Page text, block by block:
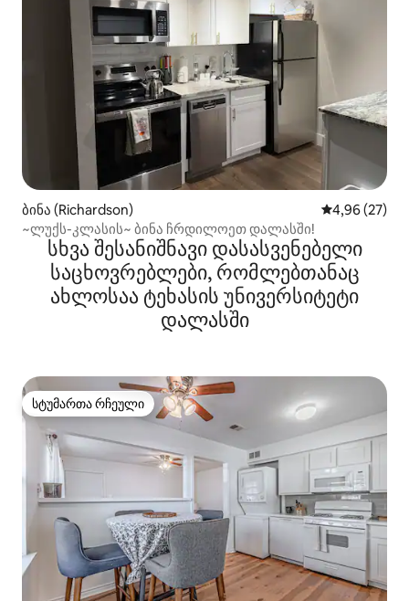
ბინა (Richardson) საშუალო
4,96 (27)
~ლუქს-კლასის~ ბინა ჩრდილოეთ დალასში!
სხვა შესანიშნავი დასასვენებელი
საცხოვრებლები, რომლებთანაც
ახლოსაა ტეხასის უნივერსიტეტი
დალასში
სტუმართა რჩეული
სტუმართა რჩეული